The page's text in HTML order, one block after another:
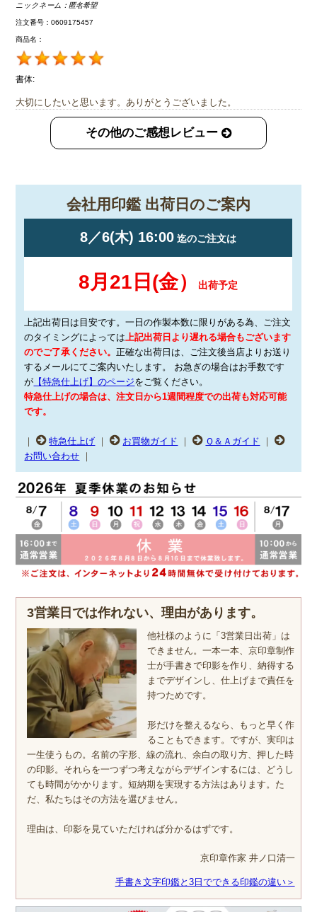
ニックネーム： 匿名希望
注文番号：0609175457
商品名：
書体:
大切にしたいと思います。ありがとうございました。
その他のご感想レビュー
会社用印鑑 出荷日のご案内
上記出荷日は目安です。一日の作製本数に限りがある為、ご注文
のタイミングによっては上記出荷日より遅れる場合もございます
のでご了承ください。正確な出荷日は、ご注文後当店よりお送り
するメールにてご案内いたします。 お急ぎの場合はお手数です
が 【特急仕上げ】のページをご覧ください。
特急仕上げの場合は、注文日から1週間程度での出荷も対応可能
です。
｜ 特急仕上げ ｜ お買物ガイド ｜ Ｑ＆Ａガイド ｜
お問い合わせ ｜
3営業日では作れない、理由があります。
他社様のように「3営業日出荷」は
できません。一本一本、京印章制作
士が手書きで印影を作り、納得する
までデザインし、仕上げまで責任を
持つためです。
形だけを整えるなら、もっと早く作
ることもできます。ですが、実印は
一生使うもの。名前の字形、線の流れ、余白の取り方、押した時
の印影。それらを一つずつ考えながらデザインするには、どうし
ても時間がかかります。短納期を実現する方法はあります。た
だ、私たちはその方法を選びません。
理由は、印影を見ていただければ分かるはずです。
京印章作家 井ノ口清一
手書き文字印鑑と3日でできる印鑑の違い＞